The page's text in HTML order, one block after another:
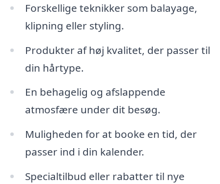
Forskellige teknikker som balayage,
klipning eller styling.
Produkter af høj kvalitet, der passer til
din hårtype.
En behagelig og afslappende
atmosfære under dit besøg.
Muligheden for at booke en tid, der
passer ind i din kalender.
Specialtilbud eller rabatter til nye